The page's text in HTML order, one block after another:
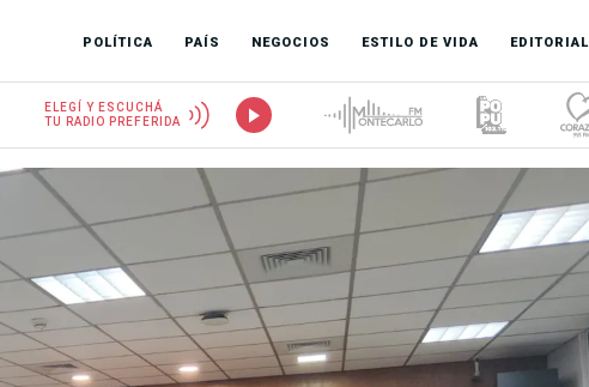
POLÍTICA PAÍS NEGOCIOS ESTILO DE VIDA EDITORIAL
ELEGÍ Y ESCUCHÁ
TU RADIO PREFERIDA